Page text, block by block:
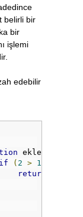
belirli bir
bir
işlemi
edebilir
ekle
if
( 2 > 1
return